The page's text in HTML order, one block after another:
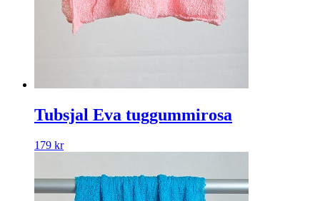
Tubsjal Eva tuggummirosa
179 kr